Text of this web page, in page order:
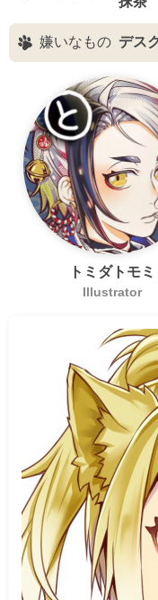
嫌いなもの デス
トミダトモミ
Illustrator